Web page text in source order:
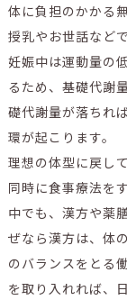
体に負担のかかる
授乳やお世話など
妊娠中は運動量の
るため、基礎代謝
礎代謝量が落ちれ
環が起こります。
理想の体型に戻し
同時に食事療法を
中でも、漢方や薬
ぜなら漢方は、体
のバランスをとる
を取り入れれば、